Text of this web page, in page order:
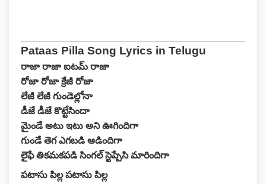
Pataas Pilla Song Lyrics in Telugu
రాజా రాజా ఐటమ్ రాజా
రోజా రోజా క్రేజీ రోజా
లేజీ లేజీ గుండెల్లోనా
డీజే డీజే కొట్టేసిందా
మైండే అటు ఇటు అని ఊగిందిగా
గుండే తెగ ఎగబడి ఆడిందిగా
లైఫే తికమకపడి సింగల్ స్టెప్పేసి మారిందిగా
పటాసు పిల్ల పటాసు పిల్ల